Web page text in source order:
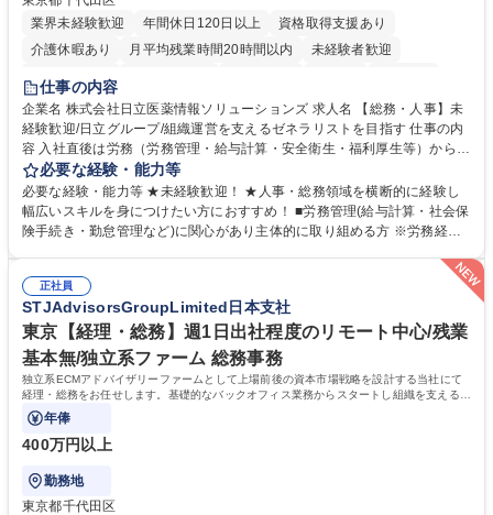
業界未経験歓迎
年間休日120日以上
資格取得支援あり
介護休暇あり
月平均残業時間20時間以内
未経験者歓迎
住宅手当あり
育休あり
完全週休2日制 交通費支給 土日祝休み 寮・社宅あり
仕事の内容
企業名 株式会社日立医薬情報ソリューションズ 求人名 【総務・人事】未
経験歓迎/日立グループ/組織運営を支えるゼネラリストを目指す 仕事の内
容 入社直後は労務（労務管理・給与計算・安全衛生・福利厚生等）からお
任せいたします。将来は総務・採用・教育業務へ守備範囲を広げ、組織運
営を支えるゼネラリストをめざせます。 ・初期業務：労働時間管理、給与
計算、社会保険対応、福利厚生管理、安全衛生、健康経営推進等をお任せ
します。ご経験に応じて、休職者管理など、幅広く経験を積んでいただき
★メンバーがマンツーマンで丁寧に教えるため、ご経験が浅くても安心！
幅広く経験を積みたい意欲がある方に最適な環境です。 募集職種 【総
務・人事】未経験歓迎/日立グループ/組織運営を支えるゼネラリストを目
指す
必要な経験・能力等
必要な経験・能力等 ★未経験歓迎！ ★人事・総務領域を横断的に経験し
幅広いスキルを身につけたい方におすすめ！ ■労務管理(給与計算・社会保
険手続き・勤怠管理など)に関心があり主体的に取り組める方 ※労務経験
マネジメント職として活躍したい 【尚可】■人事、労務、採用、教育業務
のご経験 ■労務管理（給与計算・社会保険手続き・勤怠管理など）の経験
■衛生管理者の資格をお持ちの方 学歴・資格 学歴：大学院 大学 高専 短大
専修学校 高校 語学力： 資格：
正社員
STJAdvisorsGroupLimited日本支社
東京【経理・総務】週1日出社程度のリモート中心/残業
基本無/独立系ファーム 総務事務
独立系ECMアドバイザリーファームとして上場前後の資本市場戦略を設計する当社にて
経理・総務をお任せします。基礎的なバックオフィス業務からスタートし組織を支える専
任担当として広く活躍できる環境です。
年俸
400万円以上
勤務地
東京都千代田区